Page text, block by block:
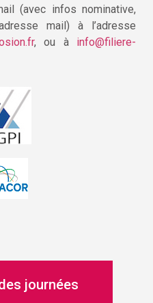
(avec infos nominative,
mail) à l’adresse
, ou à info@filiere-
journées